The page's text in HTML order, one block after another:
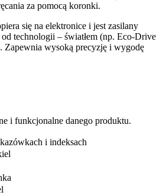
za pomocą koronki.
się na elektronice i jest zasilany
technologii – światłem (np. Eco-Drive
Zapewnia wysoką precyzję i wygodę
i funkcjonalne danego produktu.
i indeksach